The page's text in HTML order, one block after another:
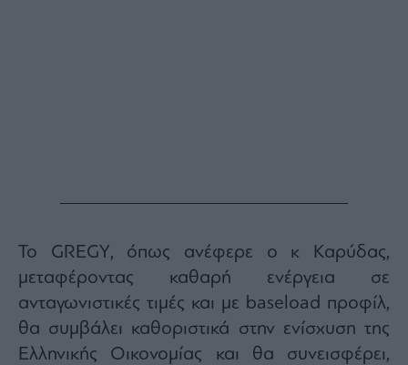
Το GREGY, όπως ανέφερε ο κ Καρύδας,
μεταφέροντας καθαρή ενέργεια σε
ανταγωνιστικές τιμές και με baseload προφίλ,
θα συμβάλει καθοριστικά στην ενίσχυση της
Ελληνικής Οικονομίας και θα συνεισφέρει,